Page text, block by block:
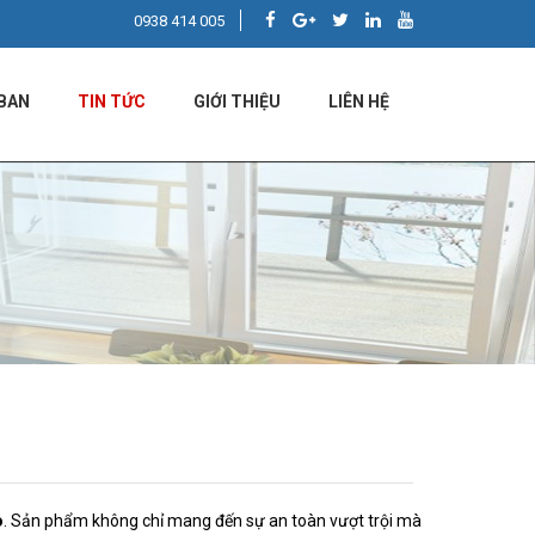
0938 414 005
TIN TỨC GIỚI THIỆU LIÊN HỆ
. Sản phẩm không chỉ mang đến sự an toàn vượt trội mà